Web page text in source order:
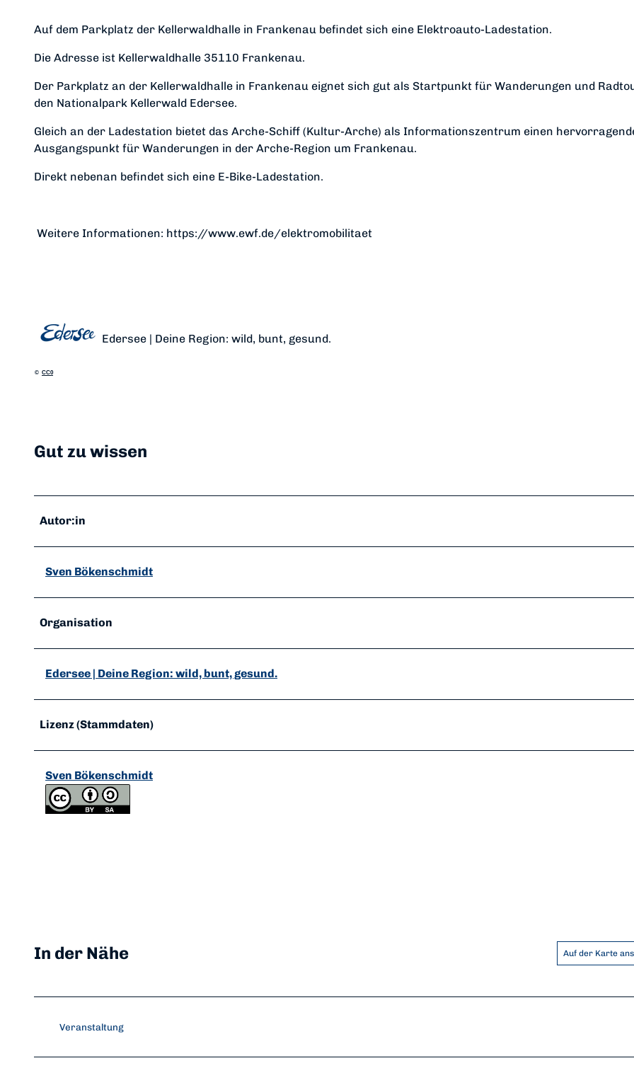
Auf dem Parkplatz der Kellerwaldhalle in Frankenau befindet sich eine Elektroauto-Ladestation.
Die Adresse ist Kellerwaldhalle 35110 Frankenau.
Der Parkplatz an der Kellerwaldhalle in Frankenau eignet sich gut als Startpunkt für Wanderungen und
den Nationalpark Kellerwald Edersee.
Gleich an der Ladestation bietet das Arche-Schiff (Kultur-Arche) als Informationszentrum einen
Ausgangspunkt für Wanderungen in der Arche-Region um Frankenau.
Direkt nebenan befindet sich eine E-Bike-Ladestation.
Weitere Informationen: https://www.ewf.de/elektromobilitaet
© CC0
Edersee | Deine Region: wild, bunt, gesund.
Gut zu wissen
Autor:in
Sven Bökenschmidt
Organisation
Edersee | Deine Region: wild, bunt, gesund.
Lizenz (Stammdaten)
Sven Bökenschmidt
In der Nähe Auf der Karte
Veranstaltung